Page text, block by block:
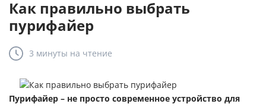
Как правильно выбрать
пурифайер
3 минуты на чтение
Пурифайер – не просто современное устройство для